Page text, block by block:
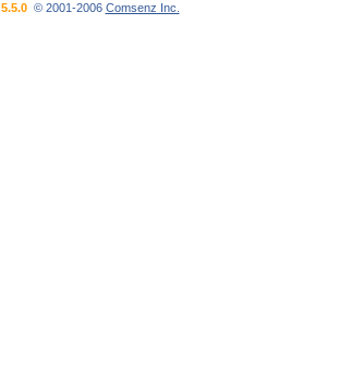
5.5.0© 2001-2006 Comsenz Inc.